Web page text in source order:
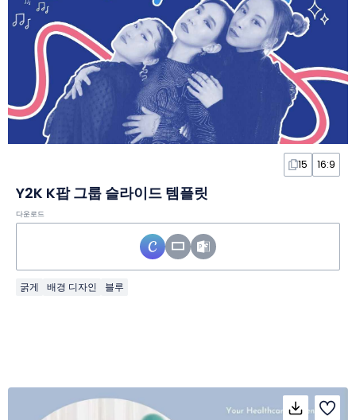
15 16:9
Y2K K팝 그룹 슬라이드 템플릿
다운로드
굵게 배경 디자인 블루